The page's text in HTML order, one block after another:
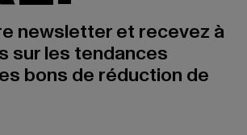
newsletter et recevez à
sur les tendances
bons de réduction de